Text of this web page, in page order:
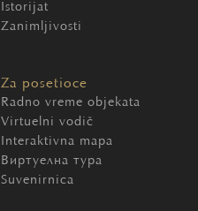
Istorijat
Zanimljivosti
Za posetioce
Radno vreme objekata
Virtuelni vodič
Interaktivna mapa
Виртуелна тура
Suvenirnica